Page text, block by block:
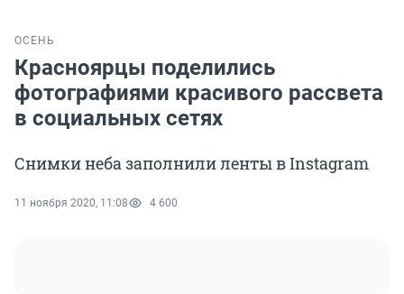
ОСЕНЬ
Красноярцы поделились
фотографиями красивого рассвета
в социальных сетях
Снимки неба заполнили ленты в Instagram
11 ноября 2020, 11:08 4 600